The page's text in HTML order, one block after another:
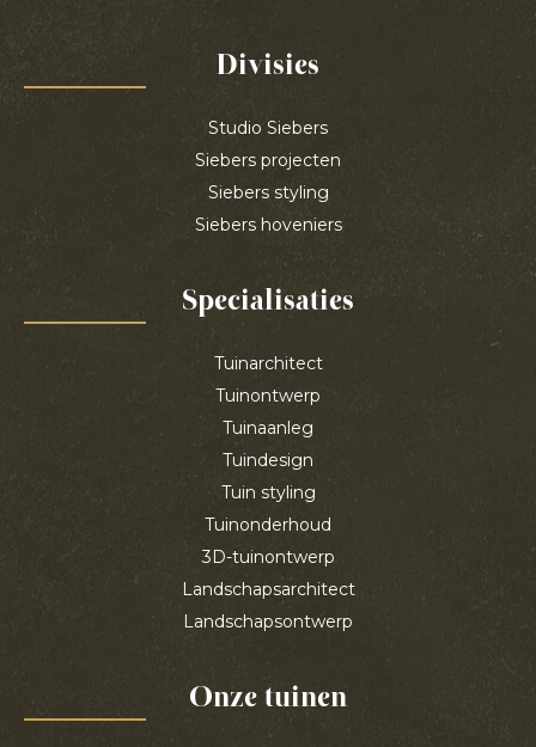
Divisies
Studio Siebers
Siebers projecten
Siebers styling
Siebers hoveniers
Specialisaties
Tuinarchitect
Tuinontwerp
Tuinaanleg
Tuindesign
Tuin styling
Tuinonderhoud
3D-tuinontwerp
Landschapsarchitect
Landschapsontwerp
Onze tuinen